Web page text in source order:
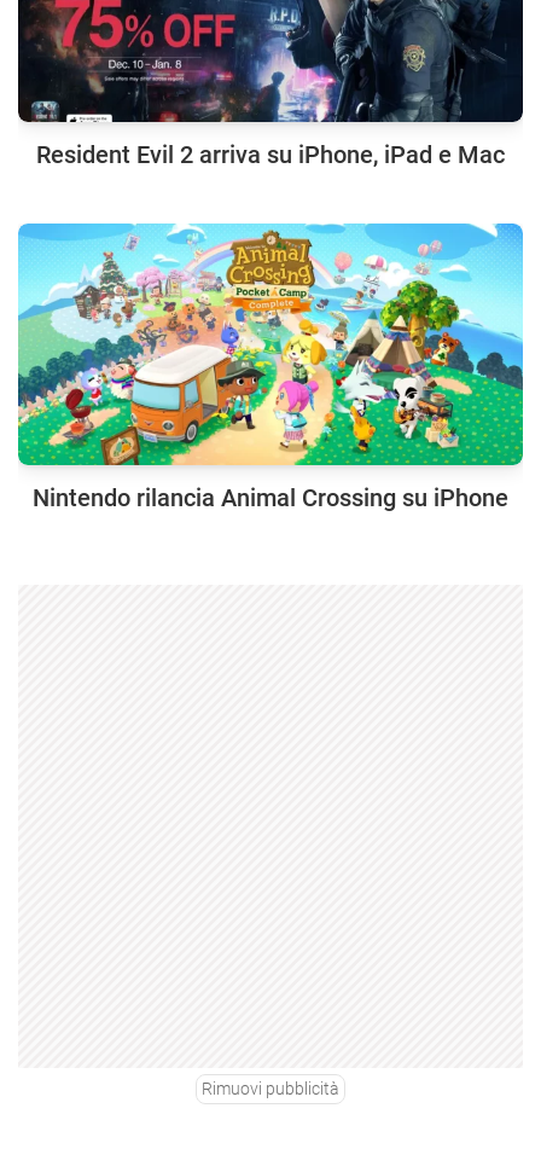
Resident Evil 2 arriva su iPhone, iPad e Mac
Nintendo rilancia Animal Crossing su iPhone
Rimuovi pubblicità